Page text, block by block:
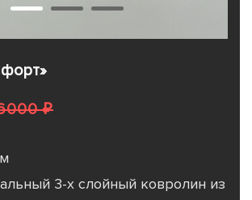
₽
3-х слойный ковролин из